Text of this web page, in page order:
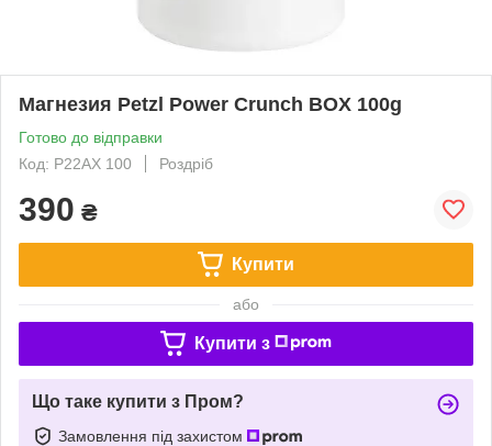
Магнезия Petzl Power Crunch BOX 100g
Готово до відправки
Код: P22AX 100
Роздріб
390 ₴
Купити
або
Купити з
Що таке купити з Пром?
Замовлення під захистом